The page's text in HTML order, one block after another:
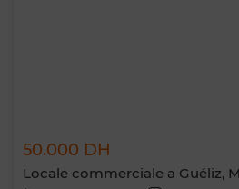
50.000 DH
Locale commerciale a Guéliz,